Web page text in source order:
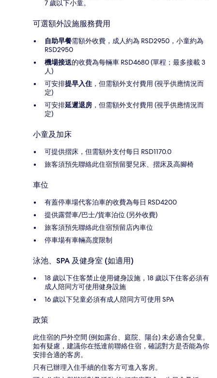
7 歲以下小童。
可選額外設施服務費用
自助早餐需額外收費，成人約為 RSD2950，小童約為
RSD2950
機場接送的收費為每輛車 RSD4680 (單程；最多接載 3
人)
可安排提早入住 ，但需額外支付費用 (視乎供應情況而
定)
可安排延遲退房 ，但需額外支付費用 (視乎供應情況而
定)
小童及加床
可提供摺床，但需額外支付每日 RSD1170.0
旅客須預先聯絡此住宿預留嬰兒床、摺床及高腳椅
車位
有蓋停車場代客泊車的收費為每日 RSD4200
提供露營車/巴士/貨車泊位 (另外收費)
旅客須預先聯絡此住宿預留店內車位
停車場有車輛高度限制
泳池、SPA 及健身室 (如適用)
18 歲以下住客禁止使用健身設施，18 歲以下住客必須有
成人陪同方可使用健身設施
16 歲以下兒童必須有成人陪同方可使用 SPA
政策
此住宿的戶外空間 (例如露台、庭院、陽台) 未必適合兒童。
如有疑慮，建議你在抵達前聯絡住宿，確認對方是否能為你
安排合適的客房。
只有已辦理入住手續的住客方可進入客房。